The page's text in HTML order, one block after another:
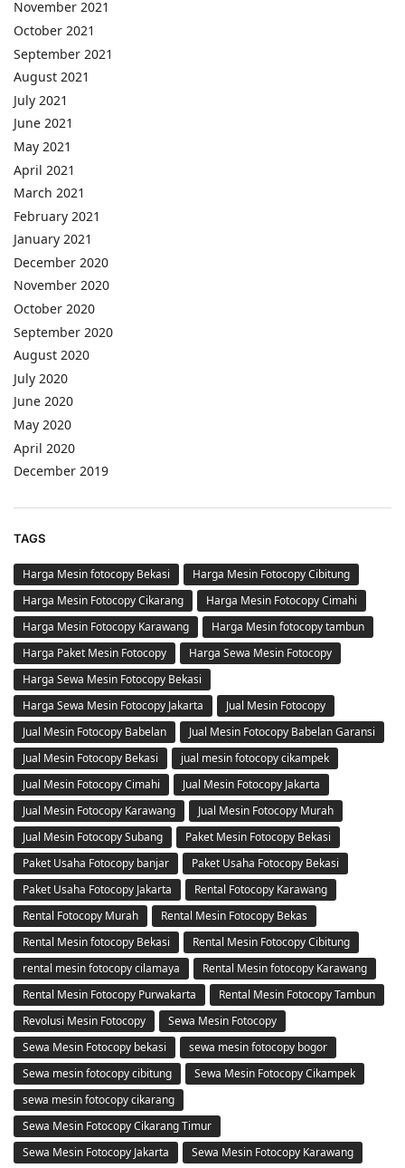
November 2021
October 2021
September 2021
August 2021
July 2021
June 2021
May 2021
April 2021
March 2021
February 2021
January 2021
December 2020
November 2020
October 2020
September 2020
August 2020
July 2020
June 2020
May 2020
April 2020
December 2019
TAGS
Harga Mesin fotocopy Bekasi
Harga Mesin Fotocopy Cibitung
Harga Mesin Fotocopy Cikarang
Harga Mesin Fotocopy Cimahi
Harga Mesin Fotocopy Karawang
Harga Mesin fotocopy tambun
Harga Paket Mesin Fotocopy
Harga Sewa Mesin Fotocopy
Harga Sewa Mesin Fotocopy Bekasi
Harga Sewa Mesin Fotocopy Jakarta
Jual Mesin Fotocopy
Jual Mesin Fotocopy Babelan
Jual Mesin Fotocopy Babelan Garansi
Jual Mesin Fotocopy Bekasi
jual mesin fotocopy cikampek
Jual Mesin Fotocopy Cimahi
Jual Mesin Fotocopy Jakarta
Jual Mesin Fotocopy Karawang
Jual Mesin Fotocopy Murah
Jual Mesin Fotocopy Subang
Paket Mesin Fotocopy Bekasi
Paket Usaha Fotocopy banjar
Paket Usaha Fotocopy Bekasi
Paket Usaha Fotocopy Jakarta
Rental Fotocopy Karawang
Rental Fotocopy Murah
Rental Mesin Fotocopy Bekas
Rental Mesin fotocopy Bekasi
Rental Mesin Fotocopy Cibitung
rental mesin fotocopy cilamaya
Rental Mesin fotocopy Karawang
Rental Mesin Fotocopy Purwakarta
Rental Mesin Fotocopy Tambun
Revolusi Mesin Fotocopy
Sewa Mesin Fotocopy
Sewa Mesin Fotocopy bekasi
sewa mesin fotocopy bogor
Sewa mesin fotocopy cibitung
Sewa Mesin Fotocopy Cikampek
sewa mesin fotocopy cikarang
Sewa Mesin Fotocopy Cikarang Timur
Sewa Mesin Fotocopy Jakarta
Sewa Mesin Fotocopy Karawang